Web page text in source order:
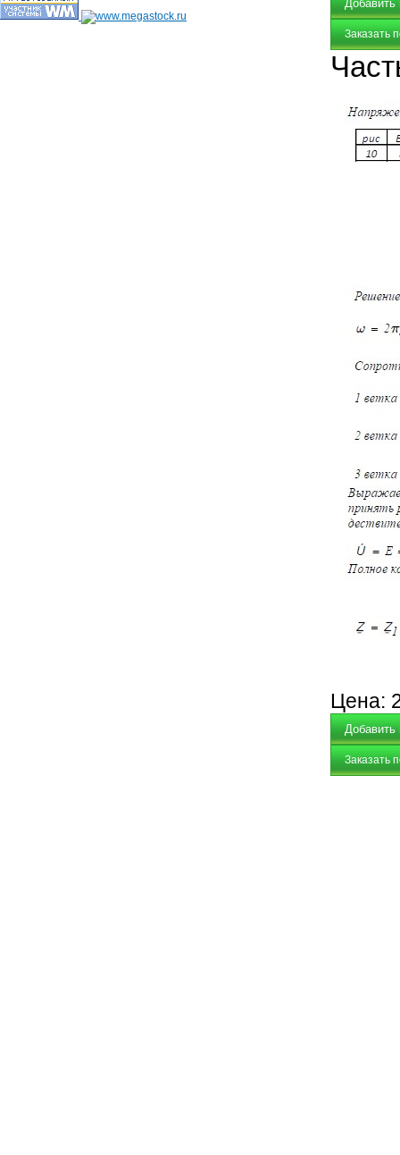
Заказать
Цена:
Заказать